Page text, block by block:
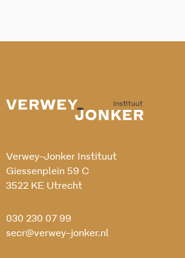
Verwey-Jonker Instituut
Giessenplein 59 C
3522 KE Utrecht
030 230 07 99
secr@verwey-jonker.nl